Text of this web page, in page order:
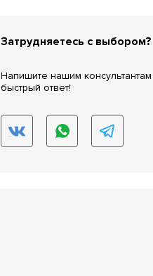
Затрудняетесь с выбором?
Напишите нашим
быстрый ответ!